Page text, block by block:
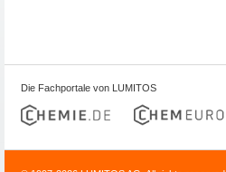
Die Fachportale von LUMITOS